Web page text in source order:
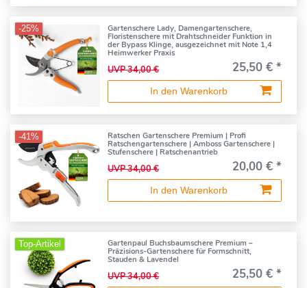
-25%
Gartenschere Lady, Damengartenschere,
Floristenschere mit Drahtschneider Funktion in
der Bypass Klinge, ausgezeichnet mit Note 1,4
Heimwerker Praxis
UVP 34,00 € 25,50 € *
In den Warenkorb
-41%
Ratschen Gartenschere Premium | Profi
Ratschengartenschere | Amboss Gartenschere |
Stufenschere | Ratschenantrieb
UVP 34,00 € 20,00 € *
In den Warenkorb
Top-Artikel
Gartenpaul Buchsbaumschere Premium –
Präzisions-Gartenschere für Formschnitt,
Stauden & Lavendel
UVP 34,00 € 25,50 € *